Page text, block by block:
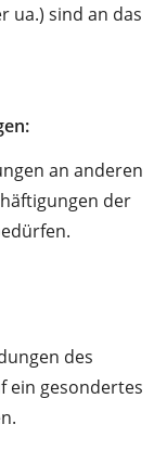
ua.) sind an das
an anderen
der
des
ein gesondertes